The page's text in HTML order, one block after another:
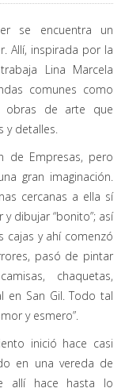
se encuentra un
Allí, inspirada por la
Lina Marcela
comunes como
obras de arte que
y detalles.
de Empresas, pero
gran imaginación.
cercanas a ella sí
dibujar “bonito”; así
cajas y ahí comenzó
pasó de pintar
chaquetas,
en San Gil. Todo tal
y esmero”.
inició hace casi
en una vereda de
allí hace hasta lo